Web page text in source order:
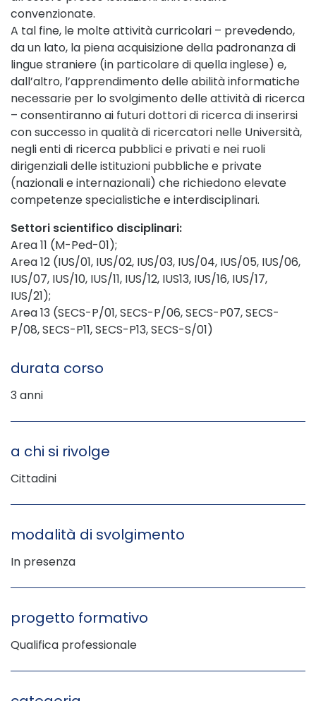
convenzionate.
A tal fine, le molte attività curricolari – prevedendo,
da un lato, la piena acquisizione della padronanza di
lingue straniere (in particolare di quella inglese) e,
dall’altro, l’apprendimento delle abilità informatiche
necessarie per lo svolgimento delle attività di ricerca
– consentiranno ai futuri dottori di ricerca di inserirsi
con successo in qualità di ricercatori nelle Università,
negli enti di ricerca pubblici e privati e nei ruoli
dirigenziali delle istituzioni pubbliche e private
(nazionali e internazionali) che richiedono elevate
competenze specialistiche e interdisciplinari.
Settori scientifico disciplinari:
Area 11 (M-Ped-01);
Area 12 (IUS/01, IUS/02, IUS/03, IUS/04, IUS/05, IUS/06,
IUS/07, IUS/10, IUS/11, IUS/12, IUS13, IUS/16, IUS/17,
IUS/21);
Area 13 (SECS-P/01, SECS-P/06, SECS-P07, SECS-
P/08, SECS-P11, SECS-P13, SECS-S/01)
durata corso
3 anni
a chi si rivolge
Cittadini
modalità di svolgimento
In presenza
progetto formativo
Qualifica professionale